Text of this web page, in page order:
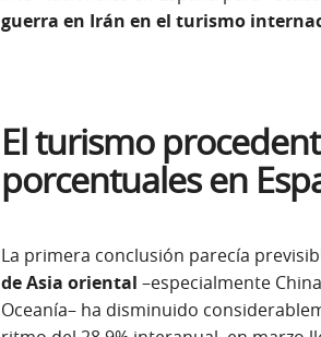
guerra en Irán en el turismo
El turismo
porcentuales en
La primera conclusión parecía
de Asia oriental –especialmente
Oceanía– ha disminuido